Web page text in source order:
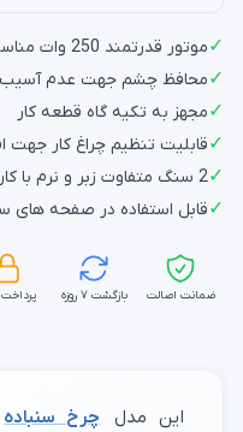
✓موتور قدرتمند 250 وات مناسب برای استفاده های طولانی مدت
✓محافظ چشم جهت عدم آسیب
✓مجهز به تکیه گاه قطعه کار
✓قابلیت تنظیم چراغ کار جهت
✓2 سنگ متفاوت زبر و نرم با کاربردهایی مختلف
✓قابل استفاده در صفحه های
ضمانت اصالت بازگشت ۷ روزه
این مدل چرخ سنباده